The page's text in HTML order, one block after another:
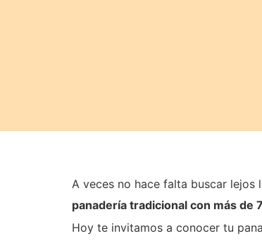
A veces no hace falta buscar lejos
panadería tradicional con más de
Hoy te invitamos a conocer tu